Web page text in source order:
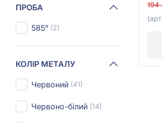
ПРОБА
585° (2)
КОЛІР МЕТАЛУ
Червоний (41)
Червоно-білий (14)
194